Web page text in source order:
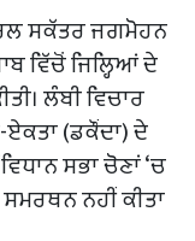
ਸਕੱਤਰ ਜਗਮੋਹਨ
ਵਿੱਚੋਂ ਜਿਲ੍ਹਿਆਂ ਦੇ
ਲੰਬੀ ਵਿਚਾਰ
(ਡਕੌਂਦਾ) ਦੇ
ਸਭਾ ਚੋਣਾਂ ‘ਚ
ਨਹੀਂ ਕੀਤਾ